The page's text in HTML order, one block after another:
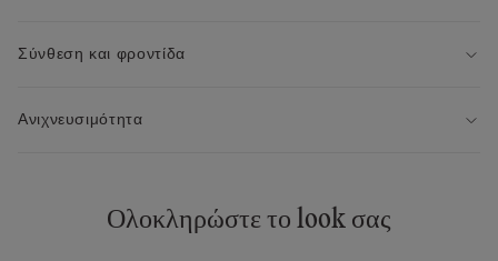
Σύνθεση και φροντίδα
Ανιχνευσιμότητα
Ολοκληρώστε το look σας